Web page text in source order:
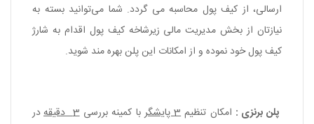
ارسالی، از کیف پول محاسبه می‌ گردد. شما می‌توانید بسته به‌
نیازتان از بخش مدیریت مالی زیرشاخه کیف پول اقدام به شارژ
کیف پول خود نموده و از امکانات این پلن بهره مند شوید.
پلن برنزی : امکان تنظیم3پایشگر با کمینه بررسی3 دقیقه
در